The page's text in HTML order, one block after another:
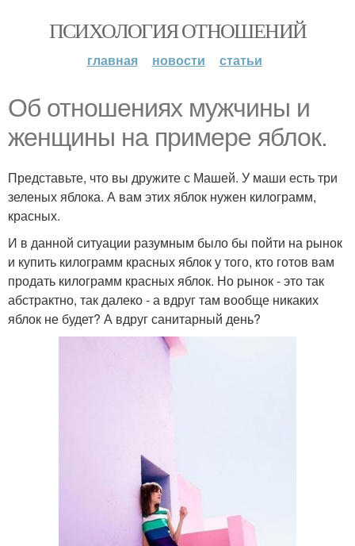
ПСИХОЛОГИЯ ОТНОШЕНИЙ
главная новости статьи
Об отношениях мужчины и
женщины на примере яблок.
Представьте, что вы дружите с Машей. У маши есть три
зеленых яблока. А вам этих яблок нужен килограмм,
красных.
И в данной ситуации разумным было бы пойти на рынок
и купить килограмм красных яблок у того, кто готов вам
продать килограмм красных яблок. Но рынок - это так
абстрактно, так далеко - а вдруг там вообще никаких
яблок не будет? А вдруг санитарный день?